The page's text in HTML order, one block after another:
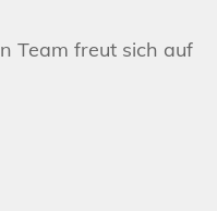
Team freut sich auf